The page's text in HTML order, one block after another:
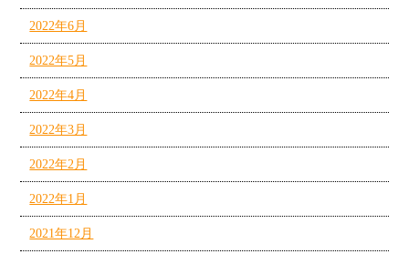
2022年6月
2022年5月
2022年4月
2022年3月
2022年2月
2022年1月
2021年12月